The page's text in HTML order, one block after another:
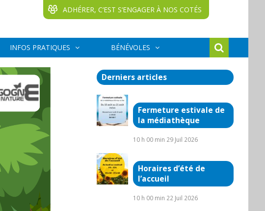
ADHÉRER, C‘EST S‘ENGAGER À NOS COTÉS
INFOS PRATIQUES BÉNÉVOLES
Derniers articles
Fermeture estivale de
la médiathèque
10 h 00 min 29 Juil 2026
Horaires d’été de
l’accueil
10 h 00 min 22 Juil 2026